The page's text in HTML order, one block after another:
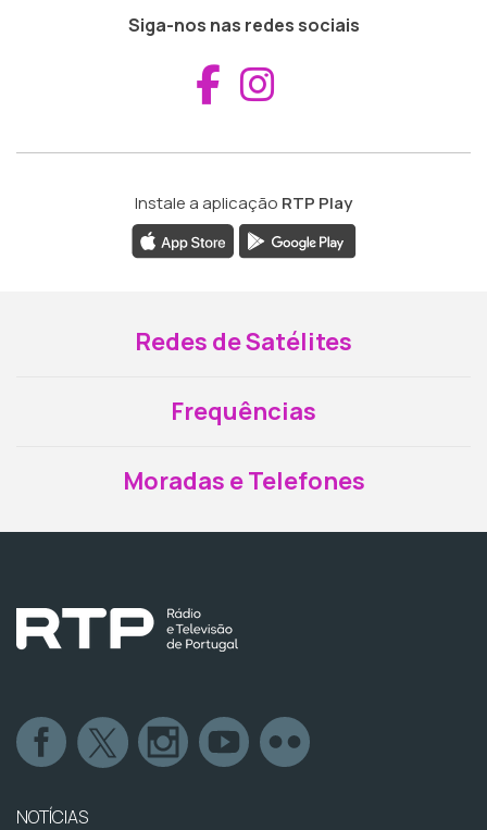
Siga-nos nas redes sociais
Aceder ao
Instale a aplicação RTP Play
Redes de Satélites
Frequências
Moradas e Telefones
NOTÍCIAS